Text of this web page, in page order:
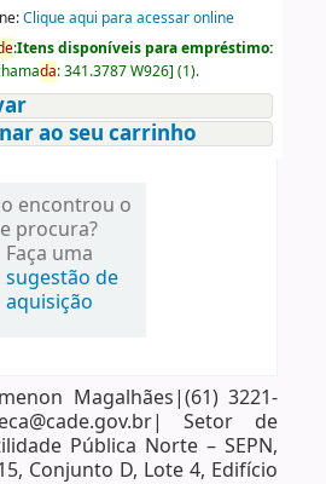
Clique aqui para acessar online
:Itens disponíveis para empréstimo:
da:341.3787 W926] (1).
ao seu carrinho
encontrou o
procura?
Faça uma
sugestão de
aquisição
Magalhães|(61) 3221-
Setor de
Pública Norte – SEPN,
Conjunto D, Lote 4, Edifício